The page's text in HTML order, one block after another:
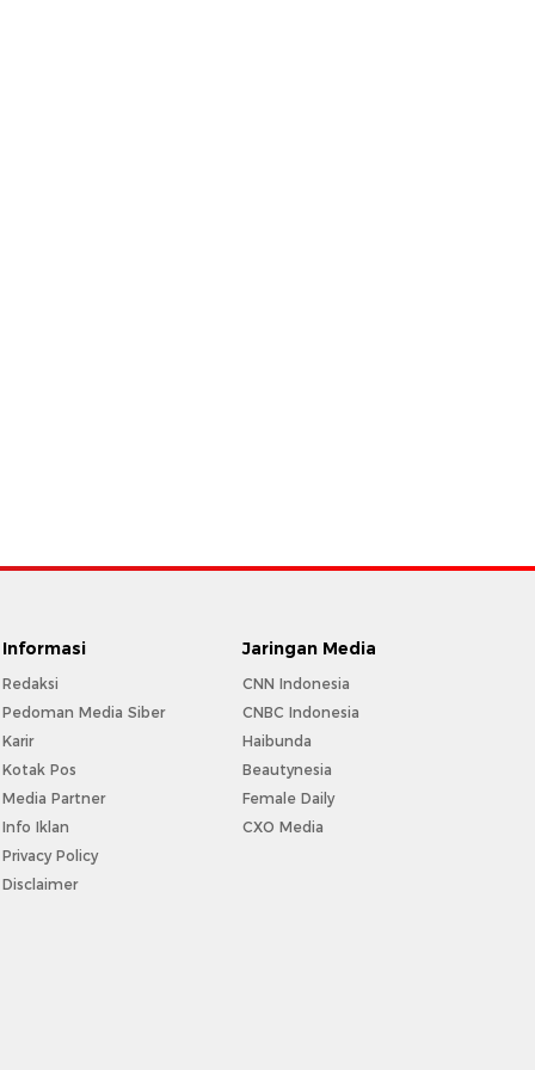
Informasi
Redaksi
Pedoman Media Siber
Karir
Kotak Pos
Media Partner
Info Iklan
Privacy Policy
Disclaimer
Jaringan Media
CNN Indonesia
CNBC Indonesia
Haibunda
Beautynesia
Female Daily
CXO Media